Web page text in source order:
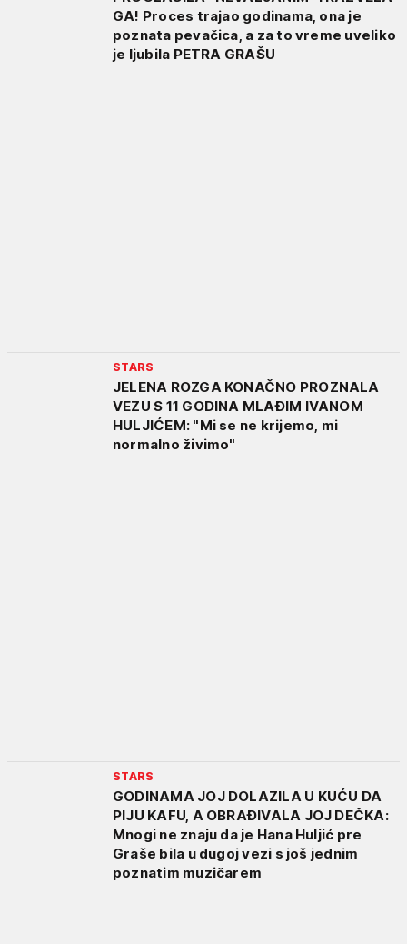
GA! Proces trajao godinama, ona je
poznata pevačica, a za to vreme uveliko
je ljubila PETRA GRAŠU
STARS
JELENA ROZGA KONAČNO PROZNALA
VEZU S 11 GODINA MLAĐIM IVANOM
HULJIĆEM: "Mi se ne krijemo, mi
normalno živimo"
STARS
GODINAMA JOJ DOLAZILA U KUĆU DA
PIJU KAFU, A OBRAĐIVALA JOJ DEČKA:
Mnogi ne znaju da je Hana Huljić pre
Graše bila u dugoj vezi s još jednim
poznatim muzičarem